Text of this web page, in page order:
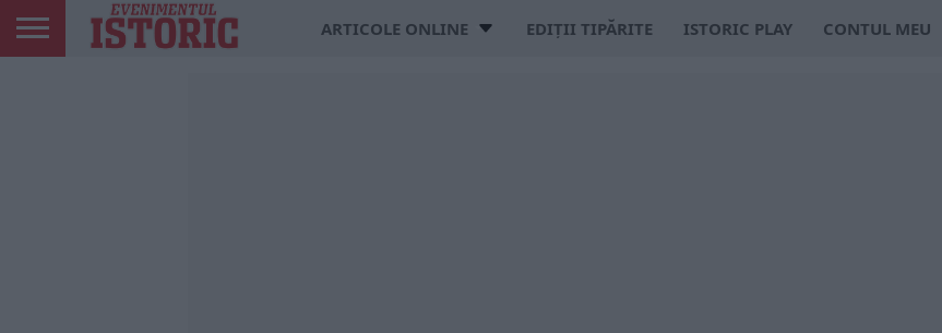
ARTICOLE ONLINE EDIȚII TIPĂRITE ISTORIC PLAY CONTUL MEU